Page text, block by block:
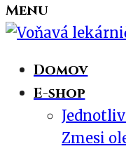
Menu
Domov
E-shop
Zmesi